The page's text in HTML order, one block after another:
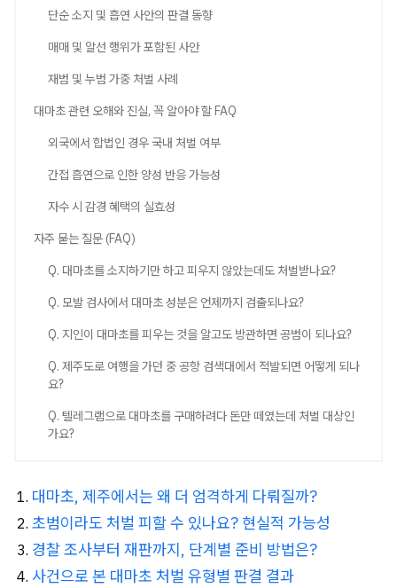
단순 소지 및 흡연 사안의 판결 동향
매매 및 알선 행위가 포함된 사안
재범 및 누범 가중 처벌 사례
대마초 관련 오해와 진실, 꼭 알아야 할 FAQ
외국에서 합법인 경우 국내 처벌 여부
간접 흡연으로 인한 양성 반응 가능성
자수 시 감경 혜택의 실효성
자주 묻는 질문 (FAQ)
Q. 대마초를 소지하기만 하고 피우지 않았는데도 처벌받나요?
Q. 모발 검사에서 대마초 성분은 언제까지 검출되나요?
Q. 지인이 대마초를 피우는 것을 알고도 방관하면 공범이 되나요?
Q. 제주도로 여행을 가던 중 공항 검색대에서 적발되면 어떻게 되나
요?
Q. 텔레그램으로 대마초를 구매하려다 돈만 떼였는데 처벌 대상인
가요?
대마초, 제주에서는 왜 더 엄격하게 다뤄질까?
초범이라도 처벌 피할 수 있나요? 현실적 가능성
경찰 조사부터 재판까지, 단계별 준비 방법은?
사건으로 본 대마초 처벌 유형별 판결 결과